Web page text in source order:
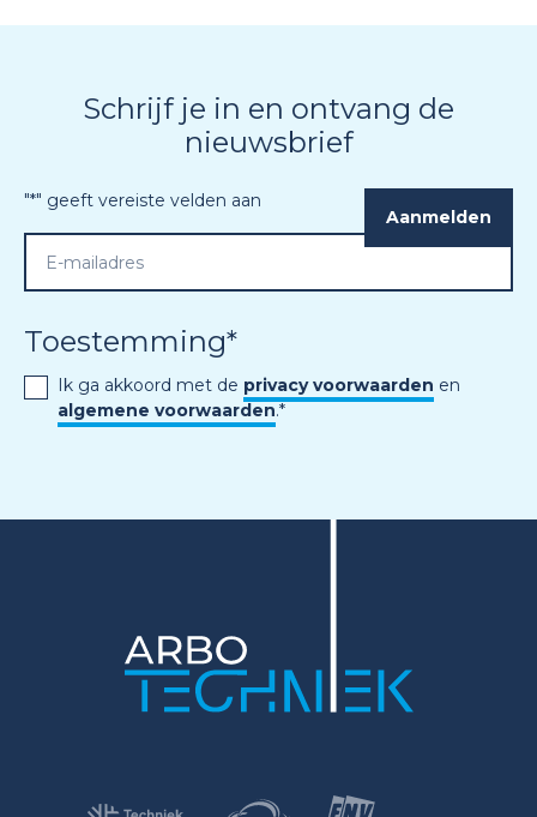
Schrijf je in en ontvang de
nieuwsbrief
"*" geeft vereiste velden aan
Toestemming*
Ik ga akkoord met de privacy voorwaarden en
algemene voorwaarden.*